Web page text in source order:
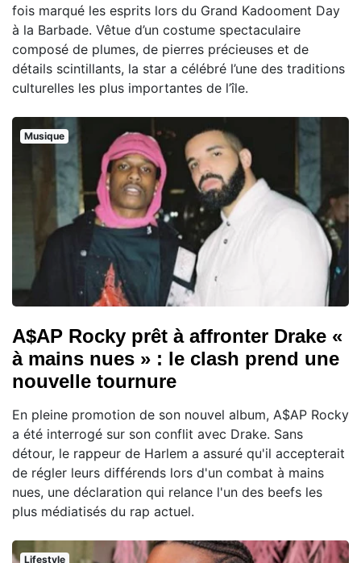
fois marqué les esprits lors du Grand Kadooment Day
à la Barbade. Vêtue d’un costume spectaculaire
composé de plumes, de pierres précieuses et de
détails scintillants, la star a célébré l’une des traditions
culturelles les plus importantes de l’île.
Musique
A$AP Rocky prêt à affronter Drake «
à mains nues » : le clash prend une
nouvelle tournure
En pleine promotion de son nouvel album, A$AP Rocky
a été interrogé sur son conflit avec Drake. Sans
détour, le rappeur de Harlem a assuré qu'il accepterait
de régler leurs différends lors d'un combat à mains
nues, une déclaration qui relance l'un des beefs les
plus médiatisés du rap actuel.
Lifestyle